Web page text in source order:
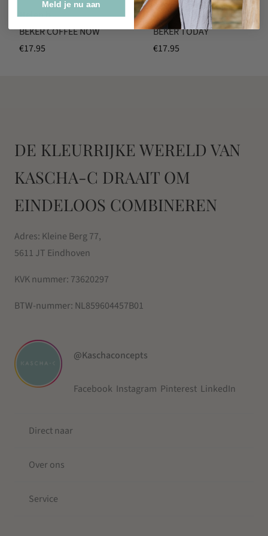
Helen b
BEKER COFFEE NOW
€17.95
Helen b
BEKER TODAY
€17.95
DE KLEURRIJKE WERELD VAN
KASCHA-C DRAAIT OM
EINDELOOS COMBINEREN
Adres: Kleine Berg 77,
5611 JT Eindhoven
KVK nummer: 73620297
BTW-nummer: NL859604457B01
@Kaschaconcepts
Facebook Instagram Pinterest LinkedIn
Direct naar
Over ons
Service
Meld je nu aan